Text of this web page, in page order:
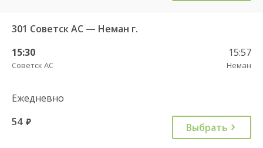
301 Советск АС — Неман г.
15:30
Советск АС
15:57
Неман
Ежедневно
54 руб. Выбрать